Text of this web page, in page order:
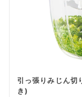
引っ張りみじん
き)